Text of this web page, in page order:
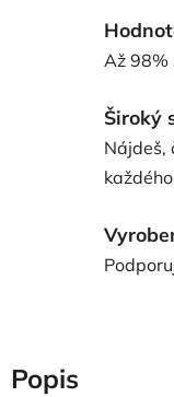
Až 98%
Široký
Nájdeš,
Popis